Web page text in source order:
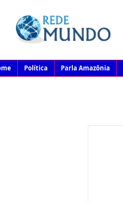
Política Parla Amazônia